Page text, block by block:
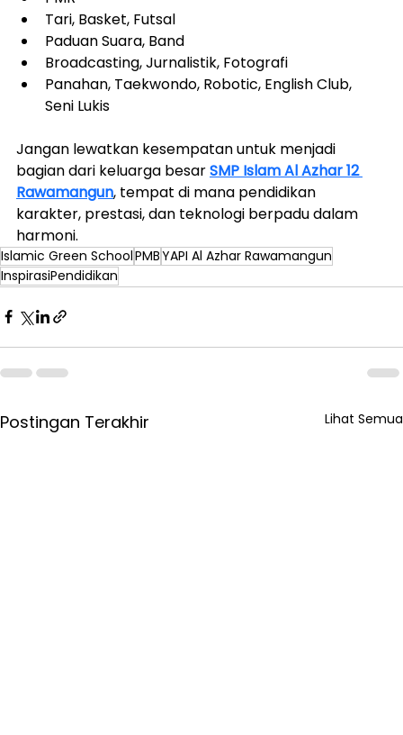
Tari, Basket, Futsal
Paduan Suara, Band
Broadcasting, Jurnalistik, Fotografi
Panahan, Taekwondo, Robotic, English Club,
Seni Lukis
Jangan lewatkan kesempatan untuk menjadi
bagian dari keluarga besar SMP Islam Al Azhar 12
Rawamangun, tempat di mana pendidikan
karakter, prestasi, dan teknologi berpadu dalam
harmoni.
Islamic Green SchoolPMBYAPI Al Azhar Rawamangun
InspirasiPendidikan
Postingan Terakhir Lihat Semua